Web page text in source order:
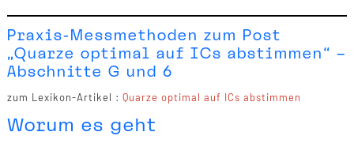
Praxis-Messmethoden zum Post
„Quarze optimal auf ICs abstimmen“ –
Abschnitte G und 6
zum Lexikon-Artikel : Quarze optimal auf ICs abstimmen
Worum es geht